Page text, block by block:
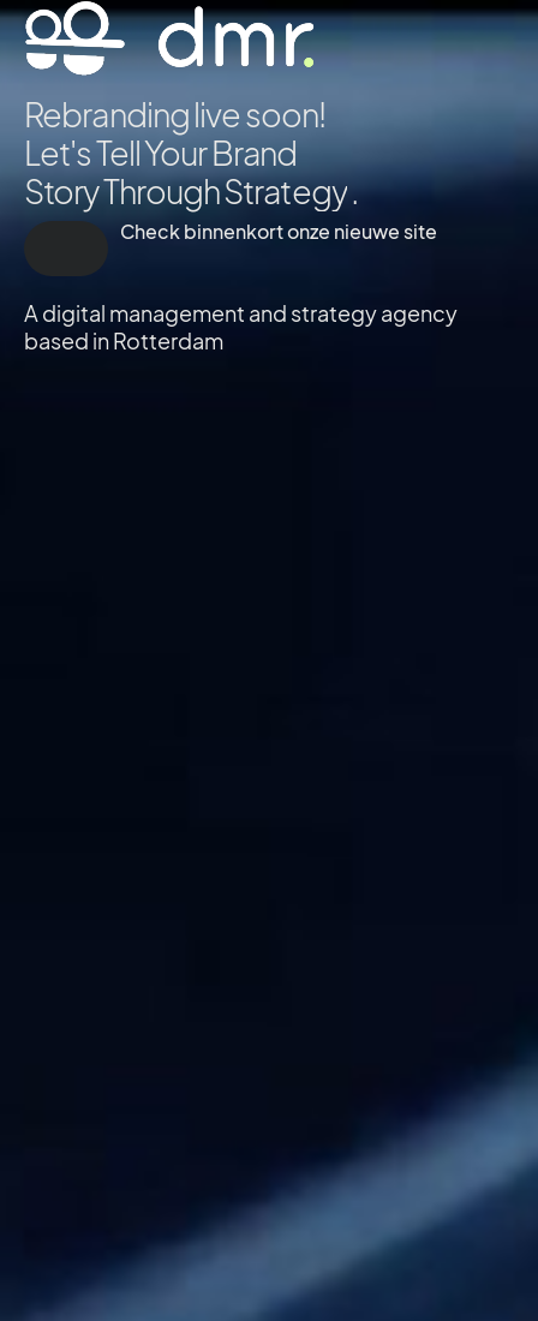
Rebranding live soon!
Let's Tell Your Brand
Story ThroughStrategy
E .
Check binnenkort onze nieuwe site
A digital management and strategy agency
based in Rotterdam